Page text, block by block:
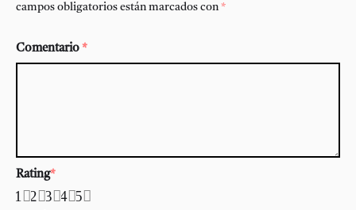
campos obligatorios están marcados con *
Comentario *
Rating*
5
4
3
2
1